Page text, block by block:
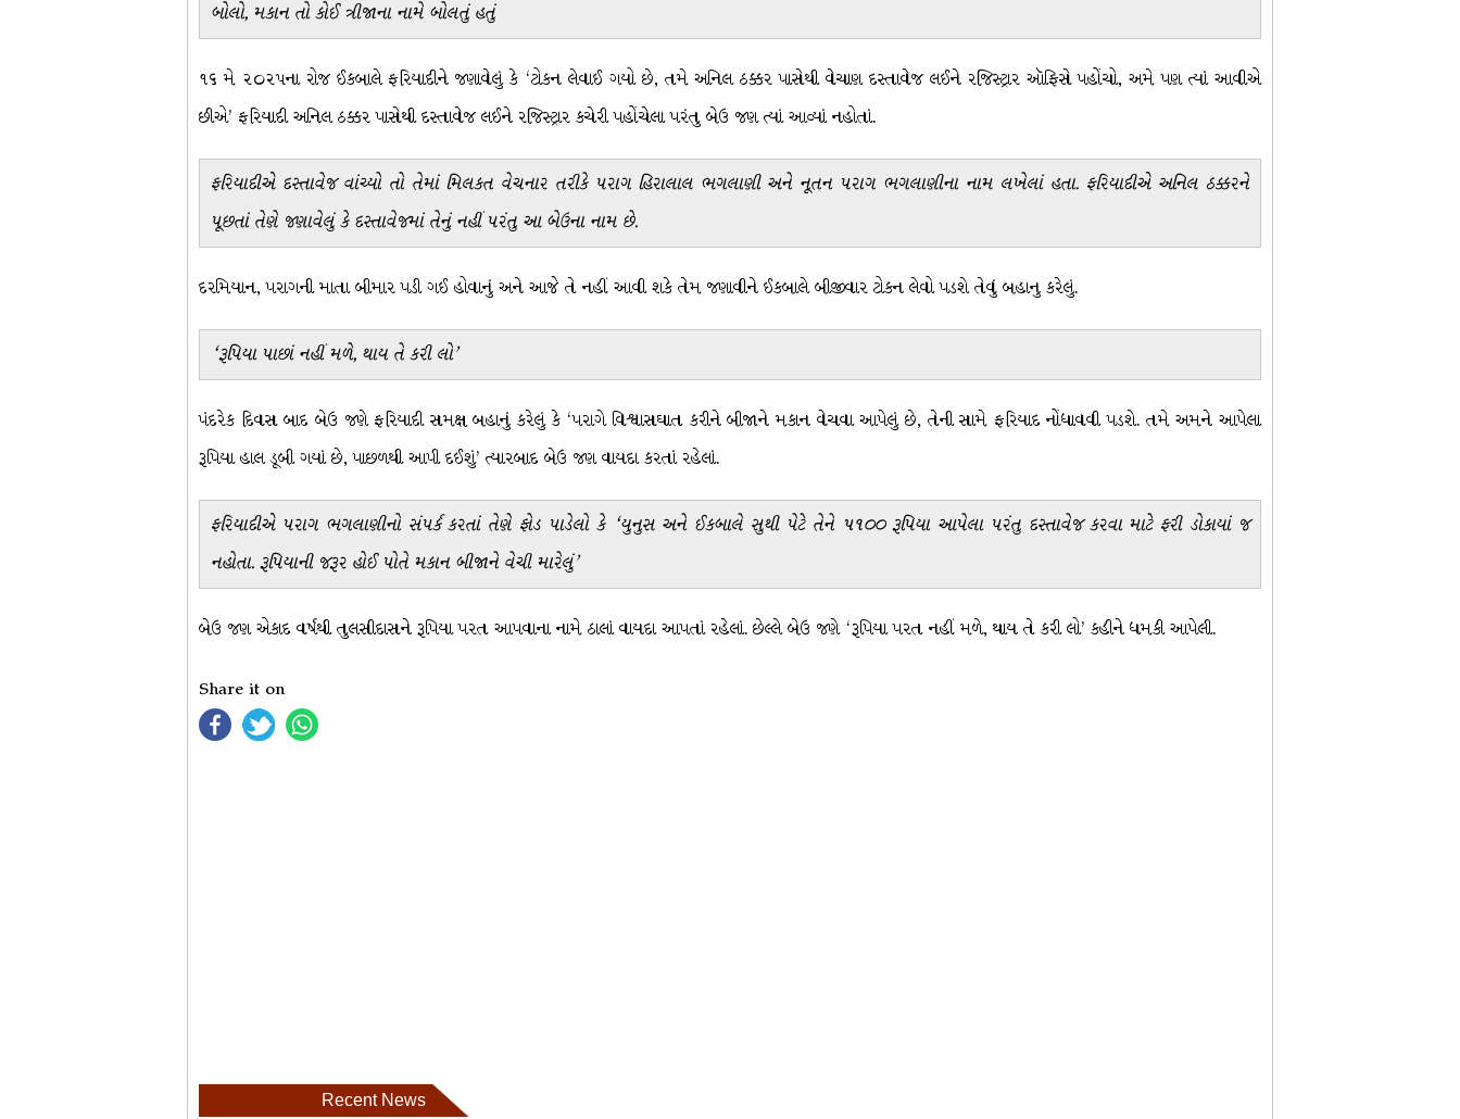
બોલો, મકાન તો કોઈ ત્રીજાના નામે બોલતું હતું
૧૬ મે ૨૦૨૫ના રોજ ઈકબાલે ફરિયાદીને જણાવેલું કે ‘ટોકન લેવાઈ ગયો છે, તમે અનિલ ઠક્કર પાસેથી વેચાણ દસ્તાવેજ લઈને રજિસ્ટ્રાર ઑફિસે પહોંચો, અમે પણ ત્યાં આવીએ
છીએ’ ફરિયાદી અનિલ ઠક્કર પાસેથી દસ્તાવેજ લઈને રજિસ્ટ્રાર કચેરી પહોંચેલા પરંતુ બેઉ જણ ત્યાં આવ્યાં નહોતાં.
ફરિયાદીએ દસ્તાવેજ વાંચ્યો તો તેમાં મિલકત વેચનાર તરીકે પરાગ હિરાલાલ ભગલાણી અને નૂતન પરાગ ભગલાણીના નામ લખેલાં હતા. ફરિયાદીએ અનિલ ઠક્કરને
પૂછતાં તેણે જણાવેલું કે દસ્તાવેજમાં તેનું નહીં પરંતુ આ બેઉના નામ છે.
દરમિયાન, પરાગની માતા બીમાર પડી ગઈ હોવાનું અને આજે તે નહીં આવી શકે તેમ જણાવીને ઈકબાલે બીજીવાર ટોકન લેવો પડશે તેવું બહાનુ કરેલું.
‘રૂપિયા પાછાં નહીં મળે, થાય તે કરી લો’
પંદરેક દિવસ બાદ બેઉ જણે ફરિયાદી સમક્ષ બહાનું કરેલું કે ‘પરાગે વિશ્વાસઘાત કરીને બીજાને મકાન વેચવા આપેલું છે, તેની સામે ફરિયાદ નોંધાવવી પડશે. તમે અમને આપેલા
રૂપિયા હાલ ડૂબી ગયાં છે, પાછળથી આપી દઈશું’ ત્યારબાદ બેઉ જણ વાયદા કરતાં રહેલાં.
ફરિયાદીએ પરાગ ભગલાણીનો સંપર્ક કરતાં તેણે ફોડ પાડેલો કે ‘યુનુસ અને ઈકબાલે સુથી પેટે તેને ૫૧૦૦ રૂપિયા આપેલા પરંતુ દસ્તાવેજ કરવા માટે ફરી ડોકાયાં જ
નહોતા. રૂપિયાની જરૂર હોઈ પોતે મકાન બીજાને વેચી મારેલું’
બેઉ જણ એકાદ વર્ષથી તુલસીદાસને રૂપિયા પરત આપવાના નામે ઠાલાં વાયદા આપતાં રહેલાં. છેલ્લે બેઉ જણે ‘રૂપિયા પરત નહીં મળે, થાય તે કરી લો’ કહીને ધમકી આપેલી.
Share it on
Recent News